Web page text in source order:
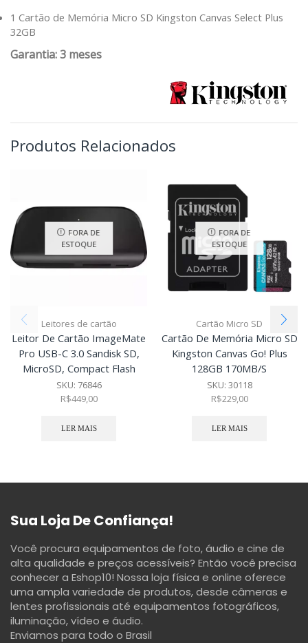
1 Cartão de Memória Micro SD Kingston Canvas Select Plus
32GB
Garantia: 3 meses
Produtos Relacionados
FORA DE
ESTOQUE
Leitores de cartão
Leitor De Cartão ImageMate
Pro USB-C 3.0 Sandisk SD,
MicroSD, Compact Flash
SKU: 76846
R$449,00
LER MAIS
FORA DE
ESTOQUE
Cartão Micro SD
Cartão De Memória Micro SD
Kingston Canvas Go! Plus
128GB 170MB/s
SKU: 30118
R$229,00
LER MAIS
Sua Loja De Confiança!
Você procura equipamentos de foto, áudio e cine de
alta qualidade e preços acessíveis? Então você precisa
conhecer a Eshop10! Nossa loja física e online oferece
uma ampla variedade de produtos, desde câmeras e
lentes profissionais até equipamentos fotográficos,
iluminação, vídeo e áudio.
Enviamos para todo o Brasil